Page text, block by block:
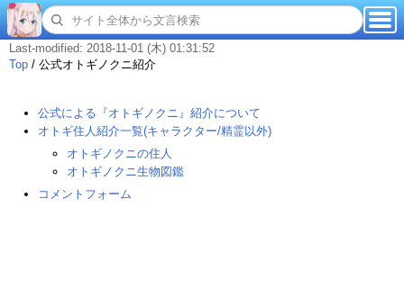
Last-modified: 2018-11-01 (木) 01:31:52
Top / 公式オトギノクニ紹介
公式による『オトギノクニ』紹介について
オトギ住人紹介一覧(キャラクター/精霊以外)
オトギノクニの住人
オトギノクニ生物図鑑
コメントフォーム